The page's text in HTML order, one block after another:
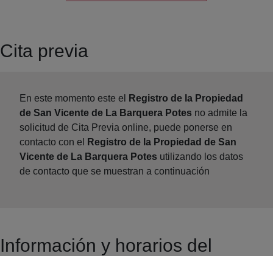
Cita previa
En este momento este el
Registro de la Propiedad
de San Vicente de La Barquera Potes no admite la
solicitud de Cita Previa online, puede ponerse en
contacto con el
Registro de la Propiedad de San
Vicente de La Barquera Potes utilizando los datos
de contacto que se muestran a continuación
Información y horarios del